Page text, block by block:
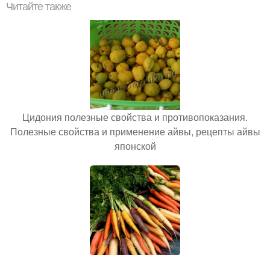
Читайте также
Цидония полезные свойства и противопоказания.
Полезные свойства и применение айвы, рецепты айвы
японской